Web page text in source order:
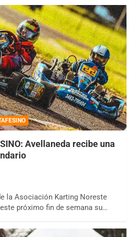
Avellaneda recibe una
la Asociación Karting Noreste
próximo fin de semana su…